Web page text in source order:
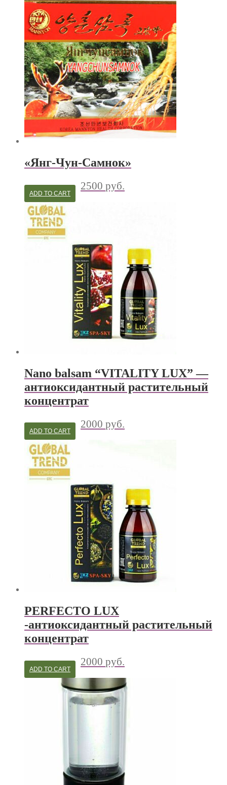
«Янг-Чун-Самнок»
2500 руб.
ADD TO CART
Nano balsam “VITALITY LUX” —
антиоксидантный растительный
концентрат
2000 руб.
ADD TO CART
PERFECTO LUX
-антиоксидантный растительный
концентрат
2000 руб.
ADD TO CART